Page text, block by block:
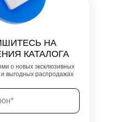
НА
КАТАЛОГА
о новых эксклюзивных
и выгодных распродажах